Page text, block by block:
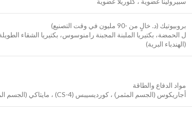
بروبيوتيك (د. خالٍ من -90 مليون في وقت التصنيع)
ل الحمضة، بكتيريا الملبنة المجبنة رامنوسوس، بكتيريا الشقاء
(الهندباء البرية)
مواد الدفاع والطاقة
أجاريكوس (الجسم المثمر) ، كورديسيبس (CS-4) ، مايتاكي (الجسم المثمر) ، فطر الريشي (الجسم المثمر) ، فطر الشيتاكي (الجسم المثمر)